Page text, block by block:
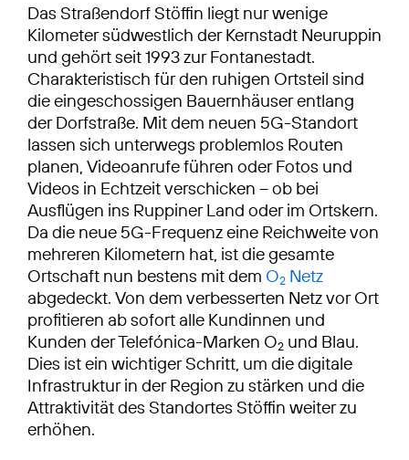
Das Straßendorf Stöffin liegt nur wenige
Kilometer südwestlich der Kernstadt Neuruppin
und gehört seit 1993 zur Fontanestadt.
Charakteristisch für den ruhigen Ortsteil sind
die eingeschossigen Bauernhäuser entlang
der Dorfstraße. Mit dem neuen 5G-Standort
lassen sich unterwegs problemlos Routen
planen, Videoanrufe führen oder Fotos und
Videos in Echtzeit verschicken – ob bei
Ausflügen ins Ruppiner Land oder im Ortskern.
Da die neue 5G-Frequenz eine Reichweite von
mehreren Kilometern hat, ist die gesamte
Ortschaft nun bestens mit dem O2 Netz
abgedeckt. Von dem verbesserten Netz vor Ort
profitieren ab sofort alle Kundinnen und
Kunden der Telefónica-Marken O2 und Blau.
Dies ist ein wichtiger Schritt, um die digitale
Infrastruktur in der Region zu stärken und die
Attraktivität des Standortes Stöffin weiter zu
erhöhen.